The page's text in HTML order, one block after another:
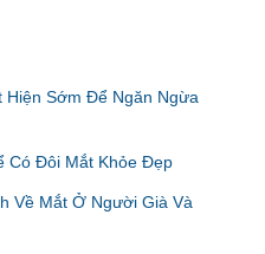
Hiện Sớm Để Ngăn Ngừa
Có Đôi Mắt Khỏe Đẹp
Về Mắt Ở Người Già Và